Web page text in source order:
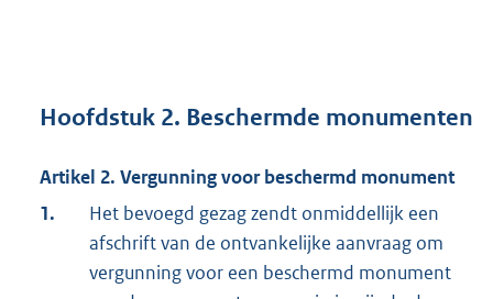
Hoofdstuk 2. Beschermde monumenten
Artikel 2. Vergunning voor beschermd monument
1.
Het bevoegd gezag zendt onmiddellijk een
afschrift van de ontvankelijke aanvraag om
vergunning voor een beschermd monument